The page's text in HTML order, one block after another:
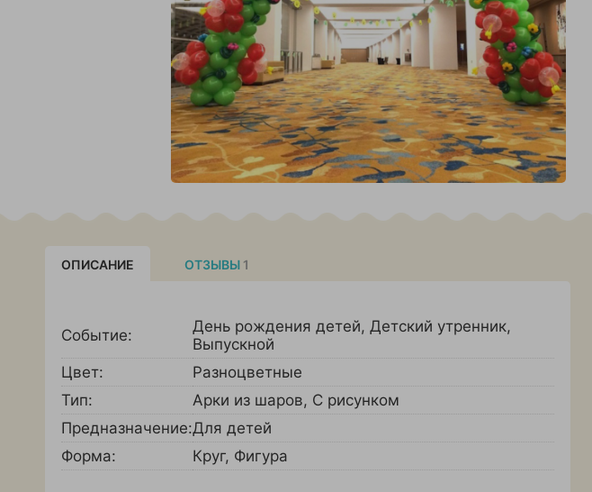
ОПИСАНИЕ ОТЗЫВЫ 1
Событие: День рождения детей, Детский утренник,
Выпускной
Цвет:
Разноцветные
Тип:
Арки из шаров, С рисунком
Предназначение:Для детей
Форма:
Круг, Фигура